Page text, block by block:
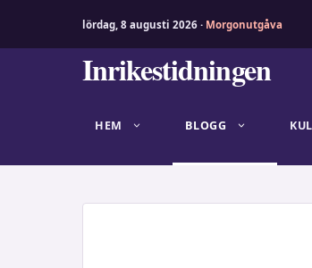
lördag, 8 augusti 2026 · Morgonutgåva
Inrikestidningen
HEM BLOGG